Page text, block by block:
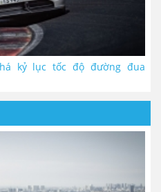
kỷ lục tốc độ đường đua